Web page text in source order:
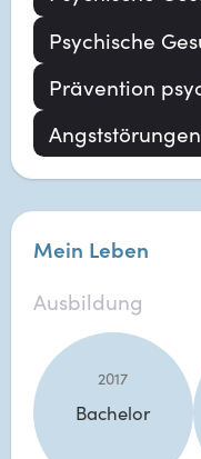
Angststörungen
Mein Leben
Ausbildung
2017
Bachelor